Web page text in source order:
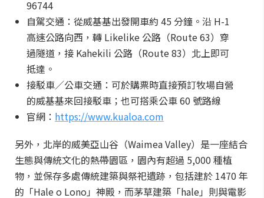
96744
自駕交通：從威基基出發開車約 45 分鐘。沿 H-1
高速公路向西，轉 Likelike 公路（Route 63）穿
過隧道，接 Kahekili 公路（Route 83）北上即可
抵達。
接駁車／公車交通：可於購票時直接預訂牧場自營
的威基基來回接駁車；也可搭乘公車 60 號路線
官網： https://www.kualoa.com
另外，北岸的威美亞山谷（Waimea Valley）是一座結合
生態與傳統文化的熱帶園區，園內有超過 5,000 種植
物，並保存多處傳統建築與祭祀遺跡，包括建於 1470 年
的「Hale o Lono」神殿，而茅草建築「hale」則與電影